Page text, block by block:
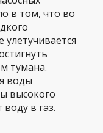
в том, что во
улетучивается
тумана.
воды
высокого
в газ.